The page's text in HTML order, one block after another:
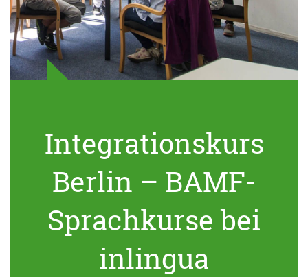
Integrationskurs
Berlin – BAMF-
Sprachkurse bei
inlingua